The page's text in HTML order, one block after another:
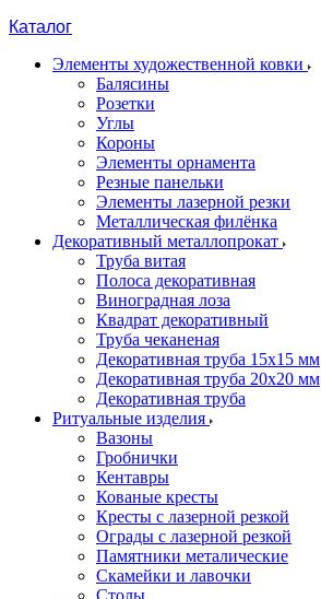
Каталог
Элементы художественной ковки
Балясины
Розетки
Углы
Короны
Элементы орнамента
Резные панельки
Элементы лазерной резки
Металлическая филёнка
Декоративный металлопрокат
Труба витая
Полоса декоративная
Виноградная лоза
Квадрат декоративный
Труба чеканеная
Декоративная труба 15х15 мм
Декоративная труба 20х20 мм
Декоративная труба
Ритуальные изделия
Вазоны
Гробнички
Кентавры
Кованые кресты
Кресты с лазерной резкой
Ограды с лазерной резкой
Памятники металические
Скамейки и лавочки
Столы